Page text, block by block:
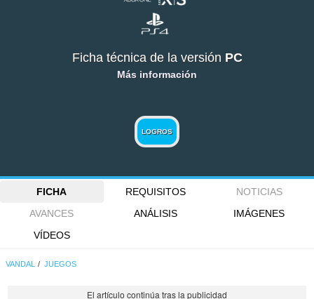
Ficha técnica de la versión PC
Más información
LOGROS
FICHA REQUISITOS
NOTICIAS
AVANCES
ANÁLISIS
IMÁGENES
VÍDEOS
VANDAL JUEGOS